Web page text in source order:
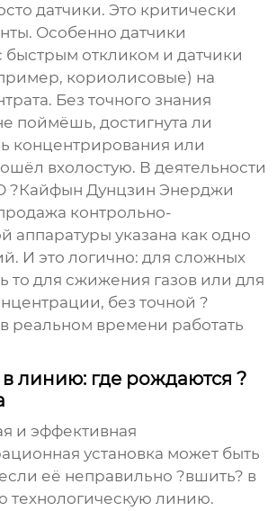
датчики. Это критически
Особенно датчики
быстрым откликом и датчики
кориолисовые) на
Без точного знания
поймёшь, достигнута ли
концентрирования или
вхолостую. В деятельности
?Кайфын Дунцзин Энерджи
контрольно-
аппаратуры указана как одно
И это логично: для сложных
то для сжижения газов или для
без точной ?
реальном времени работать
линию: где рождаются ?
и эффективная
установка может быть
её неправильно ?вшить? в
технологическую линию.